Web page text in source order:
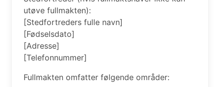
utøve fullmakten):
[Stedfortreders fulle navn]
[Fødselsdato]
[Adresse]
[Telefonnummer]
Fullmakten omfatter følgende områder: